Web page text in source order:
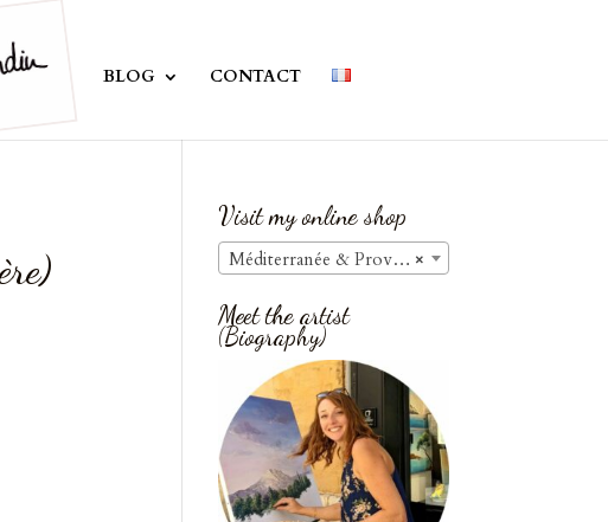
BLOG CONTACT
Visit my online shop
×
Méditerranée & Provence / Seascapes & Provence
Meet the artist
(Biography)